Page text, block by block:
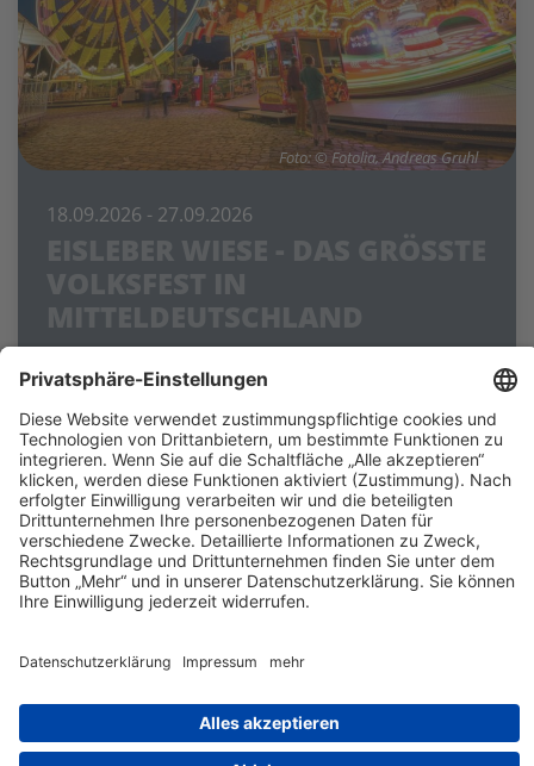
Foto: © Fotolia, Andreas Gruhl
18.09.2026 - 27.09.2026
Der Eislebener Wiesemarkt ist das größte
Volksfest im Mitteldeutschland. Das sachsen-
anhaltinische Stadtfest, in der Lutherstadt
Eisleben, findet jedes Jahr am 3. Wochenende
des Septembers statt.
Kontakt Impressum